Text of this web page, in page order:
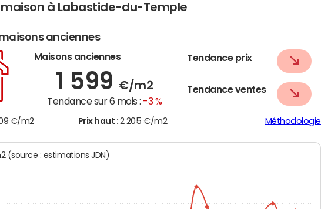
maison à Labastide-du-Temple
anciennes
Maisons anciennes
1 599 €/m2
Tendance sur 6 mois : -3 %
Tendance prix
Tendance ventes
€/m2 Prix haut : 2 205 €/m2 Méthodologie
Prix au m2 (source : estimations JDN)